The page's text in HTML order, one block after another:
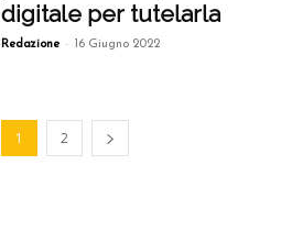
digitale per tutelarla
Redazione - 16 Giugno 2022
1 2